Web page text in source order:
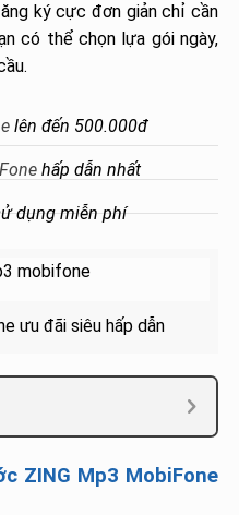
ký cực đơn giản chỉ cần
có thể chọn lựa gói ngày,
lên đến 500.000đ
hấp dẫn nhất
dụng miễn phí
ưu đãi siêu hấp dẫn
ZING Mp3 MobiFone